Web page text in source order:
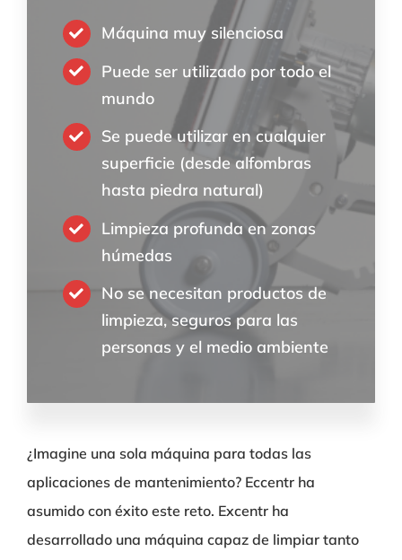
Máquina muy silenciosa
Puede ser utilizado por todo el
mundo
Se puede utilizar en cualquier
superficie (desde alfombras
hasta piedra natural)
Limpieza profunda en zonas
húmedas
No se necesitan productos de
limpieza, seguros para las
personas y el medio ambiente
¿Imagine una sola máquina para todas las
aplicaciones de mantenimiento? Eccentr ha
asumido con éxito este reto. Excentr ha
desarrollado una máquina capaz de limpiar tanto